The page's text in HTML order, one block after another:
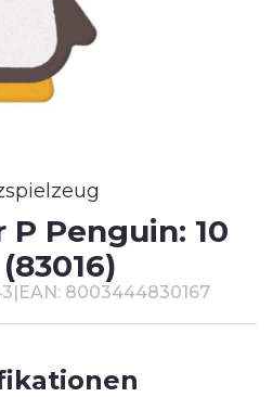
Penguin: 10
|EAN: 8003444830167